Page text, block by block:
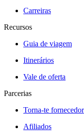
Carreiras
Recursos
Guia de viagem
Itinerários
Vale de oferta
Parcerias
Torna-te fornecedor
Afiliados